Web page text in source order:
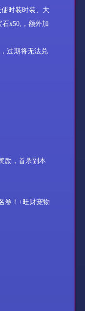
时装时装、大
石x50, ，额外加
过期将无法兑
励，首杀副本
卷！ +旺财宠物